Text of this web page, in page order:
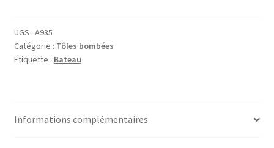
America
do
Sol
UGS : A935
Catégorie : Tôles bombées
Étiquette : Bateau
Informations complémentaires